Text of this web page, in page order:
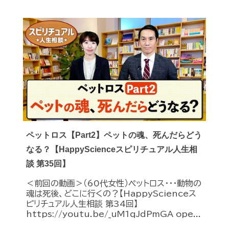
ペットロス【Part2】ペットの魂、死んだらどう
なる？【HappyScienceスピリチュアル人生相
談 第35回】
＜前回の動画＞（60代女性）ペットロス・・・動物の
魂は死後、どこに行くの？【HappyScienceス
ピリチュアル人生相談 第34回】
https://youtu.be/_uM1qJdPmGA ope...